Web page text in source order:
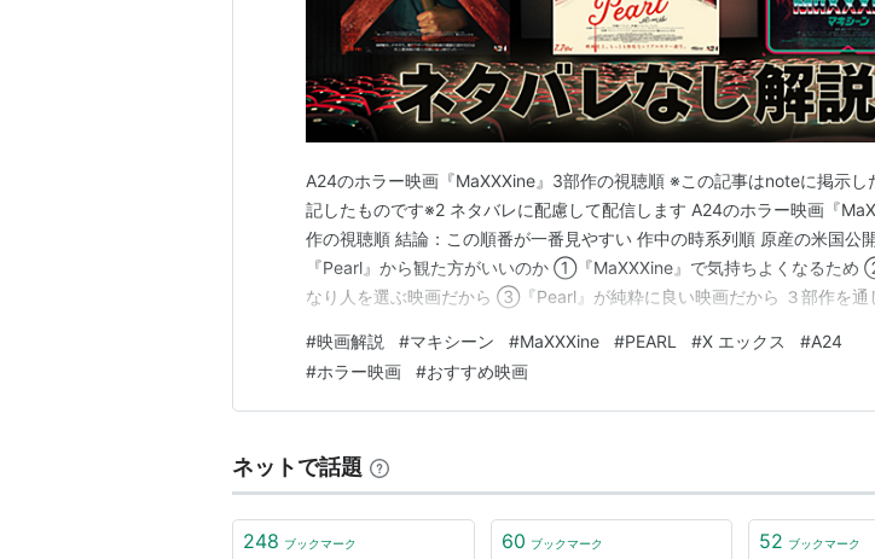
A24のホラー映画『MaXXXine』3部作の視聴順 ※この記事はnoteに掲示し
記したものです※2 ネタバレに配慮して配信します A24のホラー映画『
作の視聴順 結論：この順番が一番見やすい 作中の時系列順 原産の米国公
『Pearl』から観た方がいいのか ①『MaXXXine』で気持ちよくなるた
なり人を選ぶ映画だから ③『Pearl』が純粋に良い映画だから ３部作を通
ル』(2作目)②1978年『X エックス』(1作目)③1985年『M…
#映画解説 #マキシーン #MaXXXine #PEARL #X エックス #A24
#ホラー映画 #おすすめ映画
ネットで話題
248 ブックマーク 60 ブックマーク 52 ブックマーク